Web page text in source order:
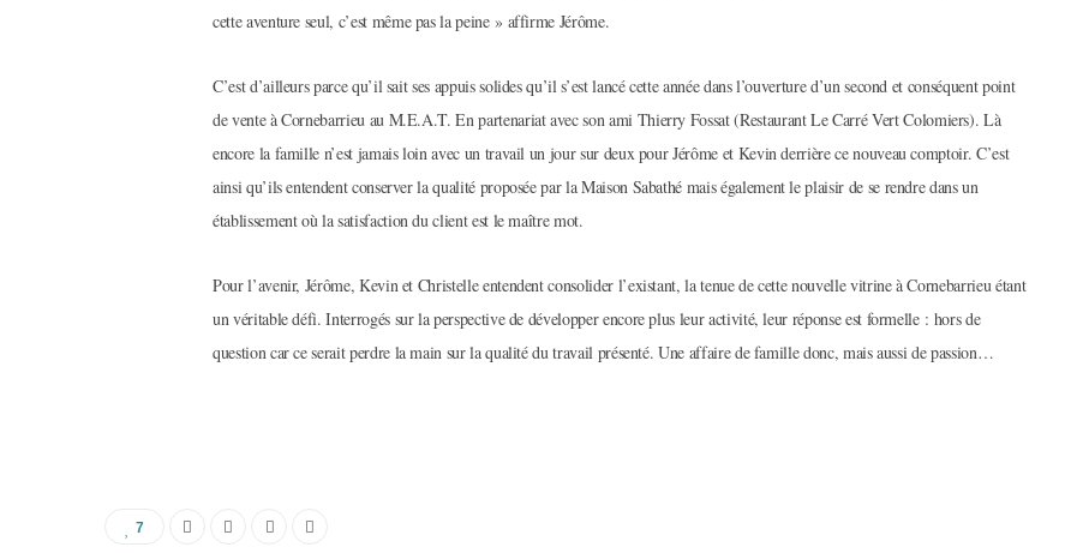
cette aventure seul, c’est même pas la peine » affirme Jérôme.
C’est d’ailleurs parce qu’il sait ses appuis solides qu’il s’est lancé cette année dans l’ouverture d’un second et conséquent point
de vente à Cornebarrieu au M.E.A.T. En partenariat avec son ami Thierry Fossat (Restaurant Le Carré Vert Colomiers). Là
encore la famille n’est jamais loin avec un travail un jour sur deux pour Jérôme et Kevin derrière ce nouveau comptoir. C’est
ainsi qu’ils entendent conserver la qualité proposée par la Maison Sabathé mais également le plaisir de se rendre dans un
établissement où la satisfaction du client est le maître mot.
Pour l’avenir, Jérôme, Kevin et Christelle entendent consolider l’existant, la tenue de cette nouvelle vitrine à Cornebarrieu étant
un véritable défi. Interrogés sur la perspective de développer encore plus leur activité, leur réponse est formelle : hors de
question car ce serait perdre la main sur la qualité du travail présenté. Une affaire de famille donc, mais aussi de passion…
7